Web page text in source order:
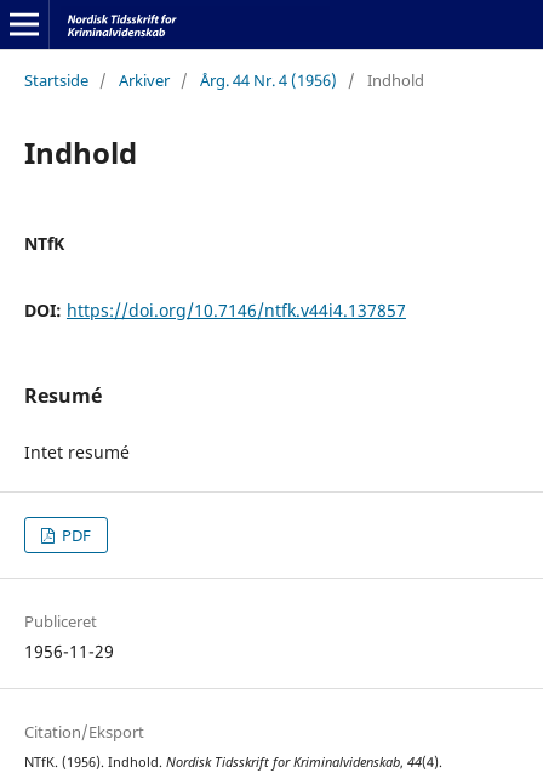
Startside / Arkiver / Årg. 44 Nr. 4 (1956) / Indhold
Indhold
NTfK
DOI: https://doi.org/10.7146/ntfk.v44i4.137857
Resumé
Intet resumé
PDF
Publiceret
1956-11-29
Citation/Eksport
NTfK. (1956). Indhold. Nordisk Tidsskrift for Kriminalvidenskab, 44(4).